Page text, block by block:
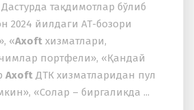
тақдимотлар бўлиб
2024 йилдаги АТ-бозори
«Axoft xизматлари,
портфели», «Қандай
Axoft ДТК xизматларидан пул
«Солар – биргаликда ...